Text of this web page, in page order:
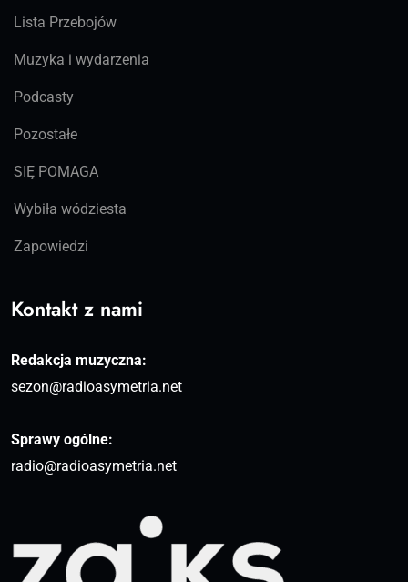
Lista Przebojów
Muzyka i wydarzenia
Podcasty
Pozostałe
SIĘ POMAGA
Wybiła wódziesta
Zapowiedzi
Kontakt z nami
Redakcja muzyczna:
sezon@radioasymetria.net
Sprawy ogólne:
radio@radioasymetria.net